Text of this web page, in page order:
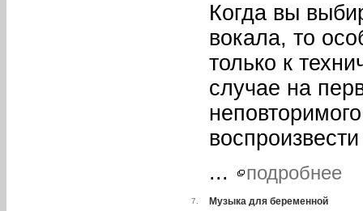
Когда вы
вокала, то
только к
случае на
...
подробнее
7. Музыка для беременной